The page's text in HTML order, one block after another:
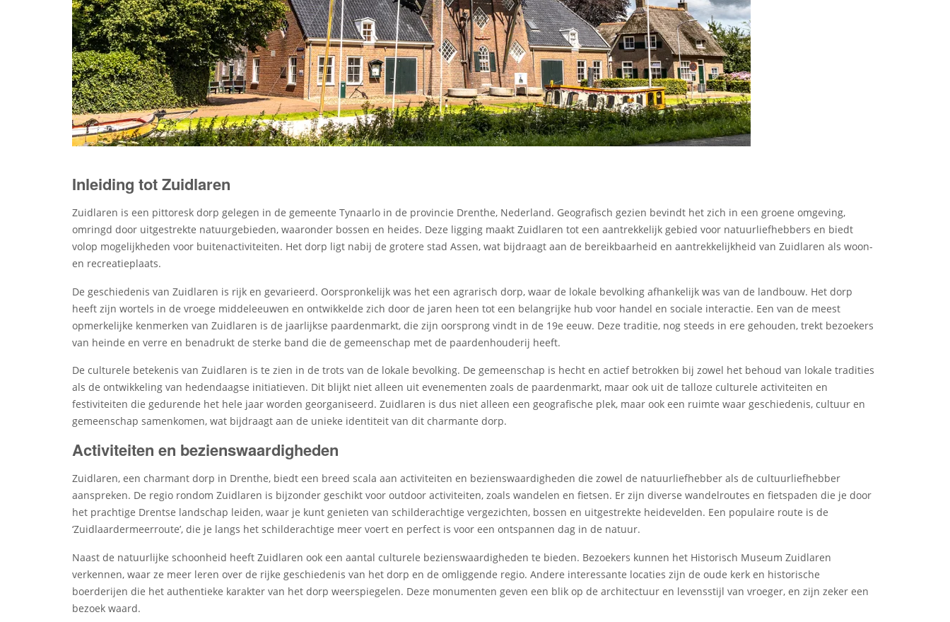
Inleiding tot Zuidlaren
Zuidlaren is een pittoresk dorp gelegen in de gemeente Tynaarlo in de provincie Drenthe, Nederland. Geografisch gezien bevindt het zich in een groene omgeving,
omringd door uitgestrekte natuurgebieden, waaronder bossen en heides. Deze ligging maakt Zuidlaren tot een aantrekkelijk gebied voor natuurliefhebbers en biedt
volop mogelijkheden voor buitenactiviteiten. Het dorp ligt nabij de grotere stad Assen, wat bijdraagt aan de bereikbaarheid en aantrekkelijkheid van Zuidlaren als woon-
en recreatieplaats.
De geschiedenis van Zuidlaren is rijk en gevarieerd. Oorspronkelijk was het een agrarisch dorp, waar de lokale bevolking afhankelijk was van de landbouw. Het dorp
heeft zijn wortels in de vroege middeleeuwen en ontwikkelde zich door de jaren heen tot een belangrijke hub voor handel en sociale interactie. Een van de meest
opmerkelijke kenmerken van Zuidlaren is de jaarlijkse paardenmarkt, die zijn oorsprong vindt in de 19e eeuw. Deze traditie, nog steeds in ere gehouden, trekt bezoekers
van heinde en verre en benadrukt de sterke band die de gemeenschap met de paardenhouderij heeft.
De culturele betekenis van Zuidlaren is te zien in de trots van de lokale bevolking. De gemeenschap is hecht en actief betrokken bij zowel het behoud van lokale tradities
als de ontwikkeling van hedendaagse initiatieven. Dit blijkt niet alleen uit evenementen zoals de paardenmarkt, maar ook uit de talloze culturele activiteiten en
festiviteiten die gedurende het hele jaar worden georganiseerd. Zuidlaren is dus niet alleen een geografische plek, maar ook een ruimte waar geschiedenis, cultuur en
gemeenschap samenkomen, wat bijdraagt aan de unieke identiteit van dit charmante dorp.
Activiteiten en bezienswaardigheden
Zuidlaren, een charmant dorp in Drenthe, biedt een breed scala aan activiteiten en bezienswaardigheden die zowel de natuurliefhebber als de cultuurliefhebber
aanspreken. De regio rondom Zuidlaren is bijzonder geschikt voor outdoor activiteiten, zoals wandelen en fietsen. Er zijn diverse wandelroutes en fietspaden die je door
het prachtige Drentse landschap leiden, waar je kunt genieten van schilderachtige vergezichten, bossen en uitgestrekte heidevelden. Een populaire route is de
‘Zuidlaardermeerroute’, die je langs het schilderachtige meer voert en perfect is voor een ontspannen dag in de natuur.
Naast de natuurlijke schoonheid heeft Zuidlaren ook een aantal culturele bezienswaardigheden te bieden. Bezoekers kunnen het Historisch Museum Zuidlaren
verkennen, waar ze meer leren over de rijke geschiedenis van het dorp en de omliggende regio. Andere interessante locaties zijn de oude kerk en historische
boerderijen die het authentieke karakter van het dorp weerspiegelen. Deze monumenten geven een blik op de architectuur en levensstijl van vroeger, en zijn zeker een
bezoek waard.